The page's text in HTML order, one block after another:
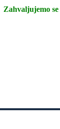
Zahvaljujemo se